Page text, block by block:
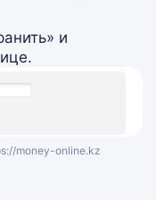
и
money-online.kz